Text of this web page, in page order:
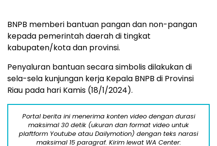
BNPB memberi bantuan pangan dan non-pangan
kepada pemerintah daerah di tingkat
kabupaten/kota dan provinsi.
Penyaluran bantuan secara simbolis dilakukan di
sela-sela kunjungan kerja Kepala BNPB di Provinsi
Riau pada hari Kamis (18/1/2024).
Portal berita ini menerima konten video dengan durasi
maksimal 30 detik (ukuran dan format video untuk
plaftform Youtube atau Dailymotion) dengan teks narasi
maksimal 15 paragraf. Kirim lewat WA Center: